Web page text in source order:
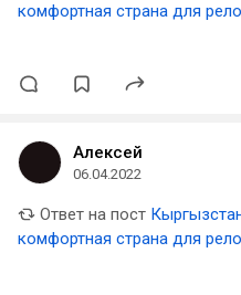
комфортная страна для
Алексей
06.04.2022
Ответ на пост
комфортная страна для